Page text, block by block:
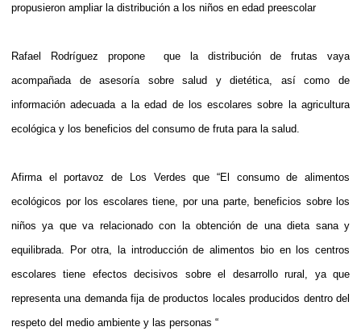
propusieron ampliar la distribución a los niños en edad preescolar
Rafael Rodríguez propone
que la distribución de frutas vaya
acompañada de asesoría sobre salud y dietética, así como de
información adecuada a la edad de los escolares sobre la agricultura
ecológica y los beneficios del consumo de fruta para la salud.
Afirma el portavoz de Los Verdes que “El consumo de alimentos
ecológicos por los escolares tiene, por una parte, beneficios sobre los
niños ya que va relacionado con la obtención de una dieta sana y
equilibrada. Por otra, la introducción de alimentos bio en los centros
escolares tiene efectos decisivos sobre el desarrollo rural, ya que
representa una demanda fija de productos locales producidos dentro del
respeto del medio ambiente y las personas “